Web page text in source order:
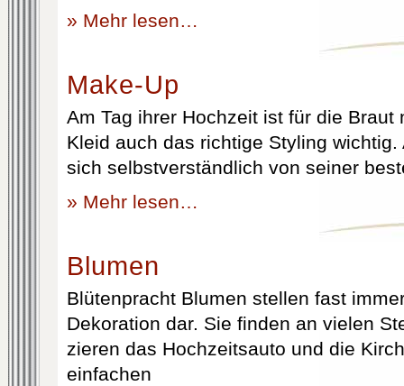
» Mehr lesen…
Make-Up
Am Tag ihrer Hochzeit ist für die Braut
Kleid auch das richtige Styling
sich selbstverständlich von seiner
» Mehr lesen…
Blumen
Blütenpracht Blumen stellen fast
Dekoration dar. Sie finden an vielen
zieren das Hochzeitsauto und die
einfachen